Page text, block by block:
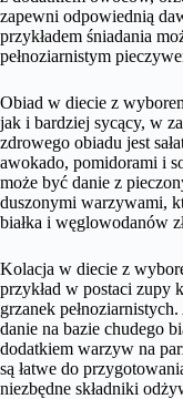
zapewni odpowiednią
przykładem śniadania
pełnoziarnistym
Obiad w diecie z
jak i bardziej sycący, w
zdrowego obiadu jest
awokado, pomidorami i
może być danie z
duszonymi warzywami,
białka i węglowodanów
Kolacja w diecie z
przykład w postaci zupy
grzanek
danie na bazie chudego
dodatkiem warzyw na
są łatwe do
niezbędne składniki